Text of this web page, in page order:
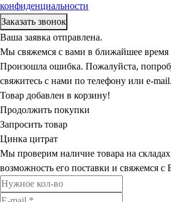
конфиденциальности
Ваша заявка отправлена.
Мы свяжемся с вами в ближайшее время
Произошла ошибка. Пожалуйста,
свяжитесь с нами по телефону или e-mail.
Товар добавлен в корзину!
Продолжить покупки
Запросить товар
Цинка цитрат
Мы проверим наличие товара на
возможность его поставки и свяжемся с